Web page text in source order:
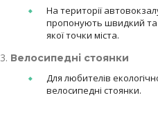
На території
пропонують швидкий та
якої точки міста.
Велосипедні стоянки
Для любителів
велосипедні стоянки.